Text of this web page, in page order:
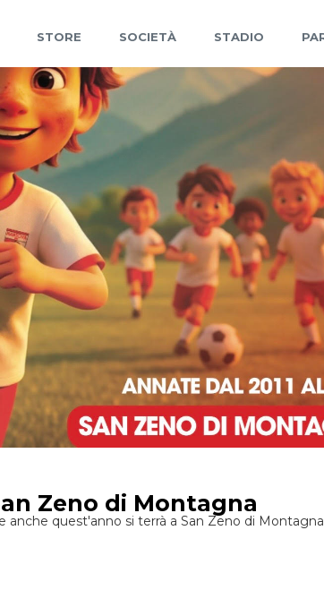
STORE SOCIETÀ STADIO
Zeno di Montagna
quest'anno si terrà a San Zeno di